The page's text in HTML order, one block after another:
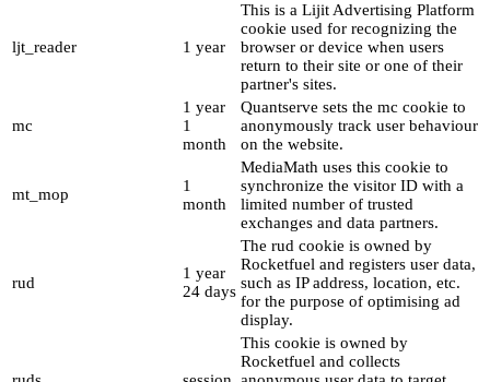
ljt_reader 1 year
This is a Lijit Advertising Platform
cookie used for recognizing the
browser or device when users
return to their site or one of their
partner's sites.
mc
1 year
1
month
Quantserve sets the mc cookie to
anonymously track user behaviour
on the website.
mt_mop
1
month
MediaMath uses this cookie to
synchronize the visitor ID with a
limited number of trusted
exchanges and data partners.
rud
1 year
24 days
The rud cookie is owned by
Rocketfuel and registers user data,
such as IP address, location, etc.
for the purpose of optimising ad
display.
This cookie is owned by
Rocketfuel and collects